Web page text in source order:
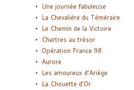
Une journée fabuleuse
La Chevalière du Téméraire
Le Chemin de la Victoire
Chartres au trésor
Opération France 98
Aurore
Les amoureux d’Ariège
La Chouette d’Or